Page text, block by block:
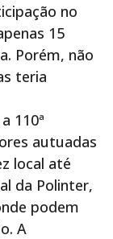
no
15
Porém, não
teria
110ª
autuadas
local até
da Polinter,
podem
A